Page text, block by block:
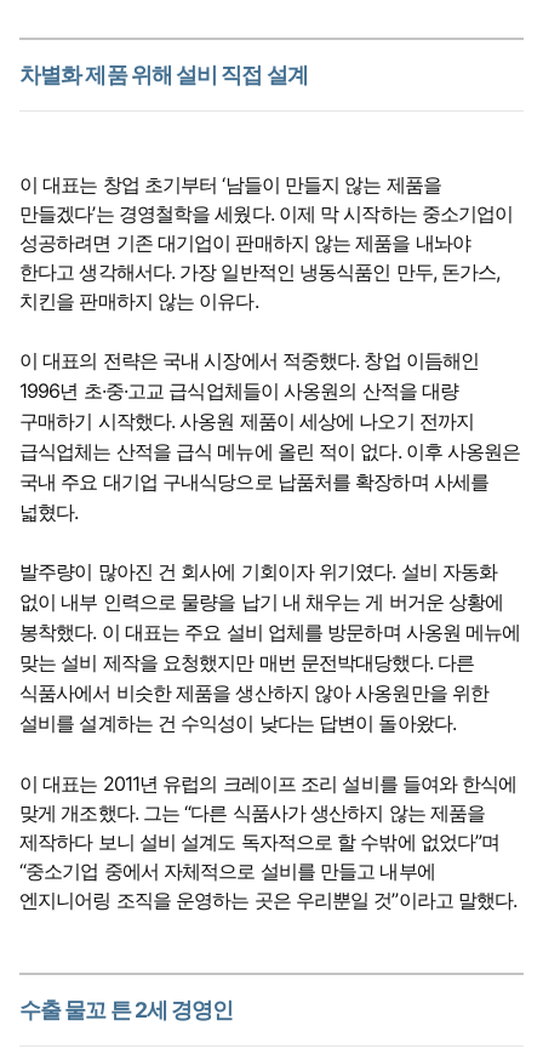
차별화 제품 위해 설비 직접 설계
이 대표는 창업 초기부터 ‘남들이 만들지 않는 제품을
만들겠다’는 경영철학을 세웠다. 이제 막 시작하는 중소기업이
성공하려면 기존 대기업이 판매하지 않는 제품을 내놔야
한다고 생각해서다. 가장 일반적인 냉동식품인 만두, 돈가스,
치킨을 판매하지 않는 이유다.
이 대표의 전략은 국내 시장에서 적중했다. 창업 이듬해인
1996년 초·중·고교 급식업체들이 사옹원의 산적을 대량
구매하기 시작했다. 사옹원 제품이 세상에 나오기 전까지
급식업체는 산적을 급식 메뉴에 올린 적이 없다. 이후 사옹원은
국내 주요 대기업 구내식당으로 납품처를 확장하며 사세를
넓혔다.
발주량이 많아진 건 회사에 기회이자 위기였다. 설비 자동화
없이 내부 인력으로 물량을 납기 내 채우는 게 버거운 상황에
봉착했다. 이 대표는 주요 설비 업체를 방문하며 사옹원 메뉴에
맞는 설비 제작을 요청했지만 매번 문전박대당했다. 다른
식품사에서 비슷한 제품을 생산하지 않아 사옹원만을 위한
설비를 설계하는 건 수익성이 낮다는 답변이 돌아왔다.
이 대표는 2011년 유럽의 크레이프 조리 설비를 들여와 한식에
맞게 개조했다. 그는 “다른 식품사가 생산하지 않는 제품을
제작하다 보니 설비 설계도 독자적으로 할 수밖에 없었다”며
“중소기업 중에서 자체적으로 설비를 만들고 내부에
엔지니어링 조직을 운영하는 곳은 우리뿐일 것”이라고 말했다.
수출 물꼬 튼 2세 경영인